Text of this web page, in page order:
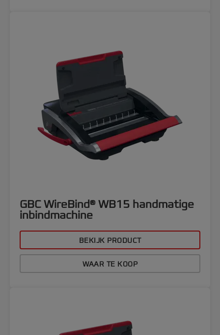
GBC WireBind® WB15 handmatige
inbindmachine
BEKIJK PRODUCT
WAAR TE KOOP